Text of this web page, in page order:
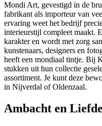
Mondi Art, gevestigd in de
fabrikant als importeur van
ervaring weet het bedrijf
interieurstijl compleet maakt.
karakter en wordt met zorg
kunstenaars, designers en
heeft een mondiaal tintje. Bij
stukken uit hun collectie
assortiment. Je kunt deze
in Nijverdal of Oldenzaal.
Ambacht en